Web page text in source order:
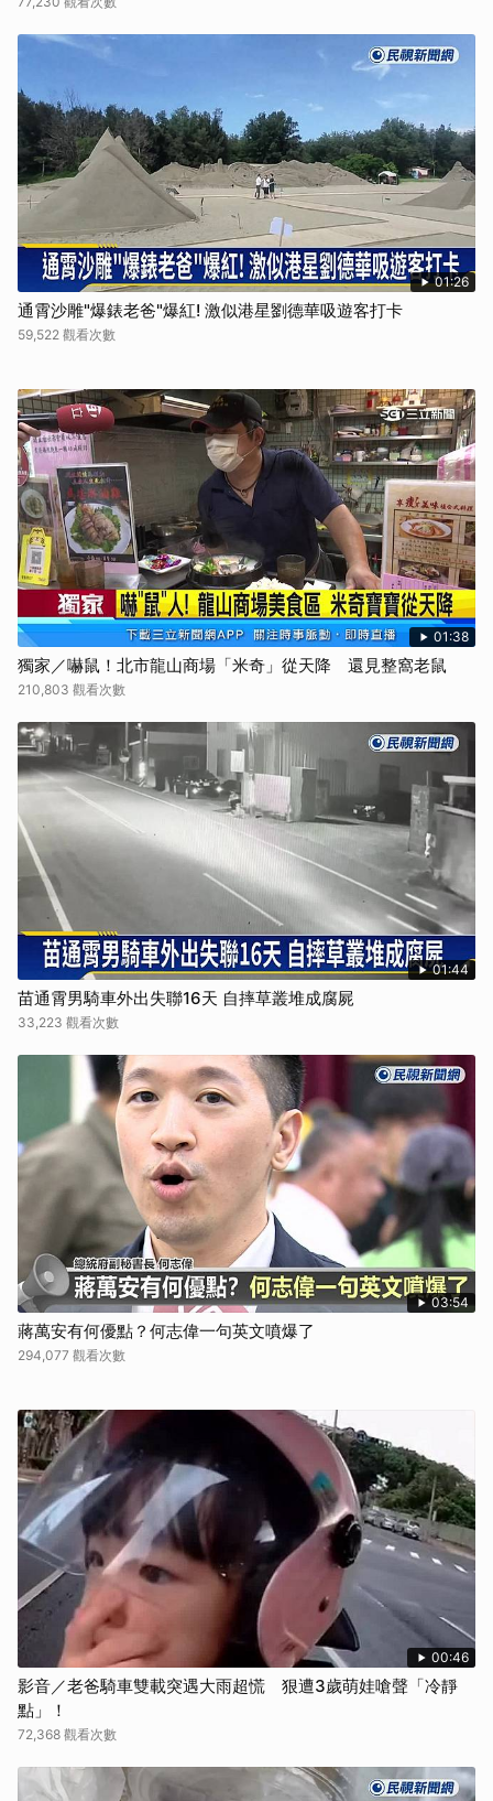
01:26
通霄沙雕"爆錶老爸"爆紅! 激似港星劉德華吸遊客打卡
59,522 觀看次數
01:38
獨家／嚇鼠！北市龍山商場「米奇」從天降 還見整窩老鼠
210,803 觀看次數
01:44
苗通霄男騎車外出失聯16天 自摔草叢堆成腐屍
33,223 觀看次數
03:54
蔣萬安有何優點？何志偉一句英文噴爆了
294,077 觀看次數
00:46
影音／老爸騎車雙載突遇大雨超慌 狠遭3歲萌娃嗆聲「冷靜
點」！
72,368 觀看次數